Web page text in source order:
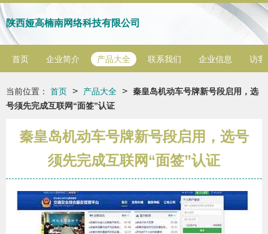
陕西娅高楠南网络科技有限公司
首页 企业简介 产品大全 联系我们 企业信息 访客
当前位置： 首页 > 产品大全 > 秦皇岛机动车号牌新号段启用，选
号须先完成互联网“面签”认证
秦皇岛机动车号牌新号段启用，选号
须先完成互联网“面签”认证